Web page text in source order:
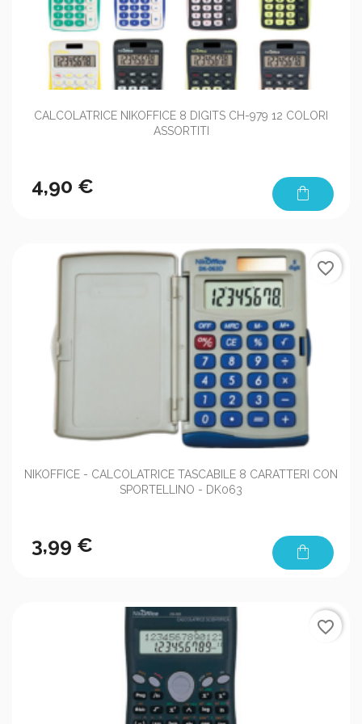
CALCOLATRICE NIKOFFICE 8 DIGITS CH-979 12 COLORI
ASSORTITI
4,90 € shopping_bag
NIKOFFICE - CALCOLATRICE TASCABILE 8 CARATTERI CON
SPORTELLINO - DK063
3,99 € shopping_bag
favorite_border
favorite_border